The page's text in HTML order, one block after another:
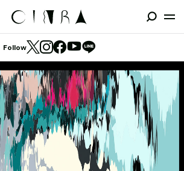
Follow